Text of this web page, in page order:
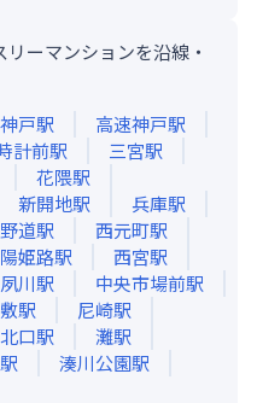
ーマンションを沿線・
神戸駅 高速神戸駅
計前駅 三宮駅
花隈駅
新開地駅 兵庫駅
道駅 西元町駅
姫路駅 西宮駅
川駅 中央市場前駅
駅 尼崎駅
口駅 灘駅
駅 湊川公園駅